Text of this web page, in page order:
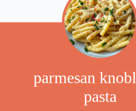
parmesan
pasta